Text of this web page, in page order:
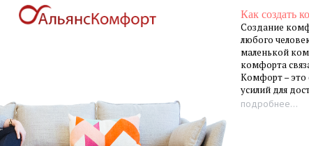
Как создать
Создание
любого
маленькой
комфорта
Комфорт – это
усилий для
подробнее...